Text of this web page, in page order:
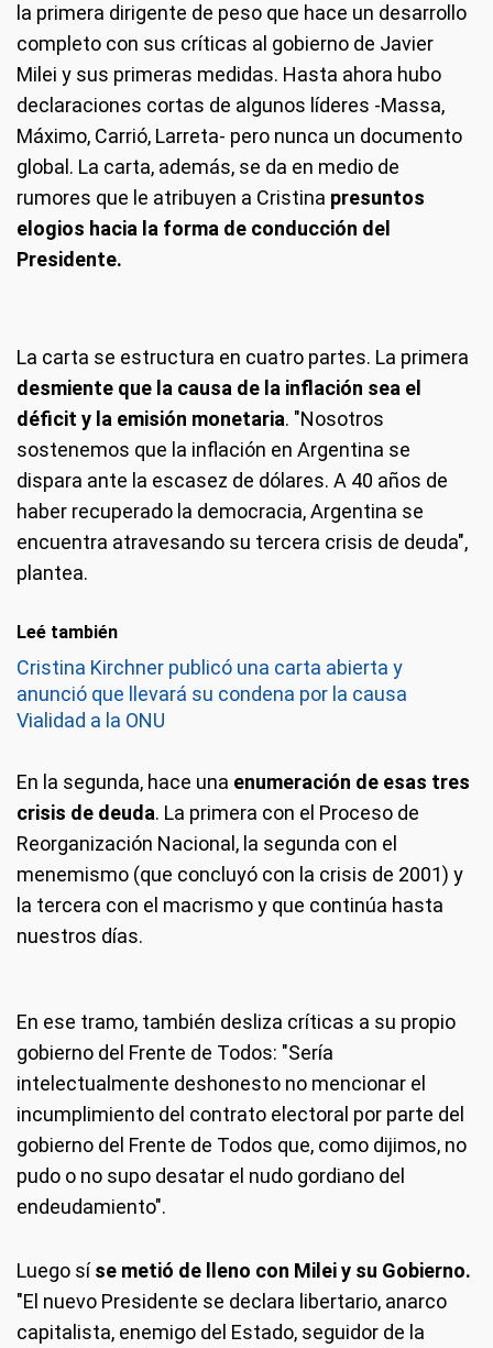
la primera dirigente de peso que hace un desarrollo
completo con sus críticas al gobierno de Javier
Milei y sus primeras medidas. Hasta ahora hubo
declaraciones cortas de algunos líderes -Massa,
Máximo, Carrió, Larreta- pero nunca un documento
global. La carta, además, se da en medio de
rumores que le atribuyen a Cristina presuntos
elogios hacia la forma de conducción del
Presidente.
La carta se estructura en cuatro partes. La primera
desmiente que la causa de la inflación sea el
déficit y la emisión monetaria. "Nosotros
sostenemos que la inflación en Argentina se
dispara ante la escasez de dólares. A 40 años de
haber recuperado la democracia, Argentina se
encuentra atravesando su tercera crisis de deuda",
plantea.
Leé también
Cristina Kirchner publicó una carta abierta y
anunció que llevará su condena por la causa
Vialidad a la ONU
En la segunda, hace una enumeración de esas tres
crisis de deuda. La primera con el Proceso de
Reorganización Nacional, la segunda con el
menemismo (que concluyó con la crisis de 2001) y
la tercera con el macrismo y que continúa hasta
nuestros días.
En ese tramo, también desliza críticas a su propio
gobierno del Frente de Todos: "Sería
intelectualmente deshonesto no mencionar el
incumplimiento del contrato electoral por parte del
gobierno del Frente de Todos que, como dijimos, no
pudo o no supo desatar el nudo gordiano del
endeudamiento".
Luego síse metió de lleno con Milei y su Gobierno.
"El nuevo Presidente se declara libertario, anarco
capitalista, enemigo del Estado, seguidor de la